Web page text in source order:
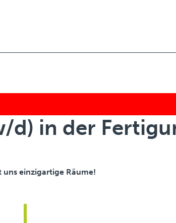
d) in der
uns einzigartige Räume!